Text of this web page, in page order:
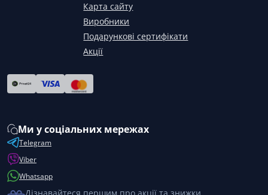
Карта сайту
Виробники
Подарункові сертифікати
Акції
Ми у соціальних мережах
Telegram
Viber
Whatsapp